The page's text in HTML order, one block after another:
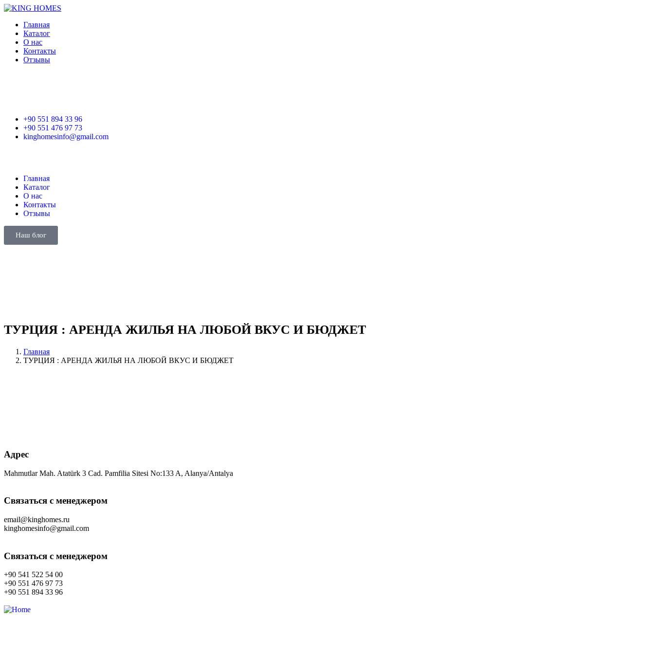
Главная
Каталог
О нас
Контакты
Отзывы
+90 551 894 33 96
+90 551 476 97 73
kinghomesinfo@gmail.com
Главная
Каталог
О нас
Контакты
Отзывы
Наш блог
ТУРЦИЯ : АРЕНДА ЖИЛЬЯ НА ЛЮБОЙ ВКУС И БЮДЖЕТ
Главная
ТУРЦИЯ : АРЕНДА ЖИЛЬЯ НА ЛЮБОЙ ВКУС И БЮДЖЕТ
Адрес
Mahmutlar Mah. Atatürk 3 Cad. Pamfilia Sitesi No:133 A, Alanya/Antalya
Связаться с менеджером
email@kinghomes.ru
kinghomesinfo@gmail.com
Связаться с менеджером
+90 541 522 54 00
+90 551 476 97 73
+90 551 894 33 96